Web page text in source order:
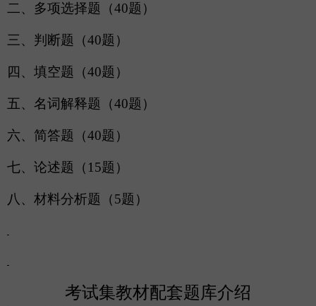
二、多项选择题（40题）
三、判断题（40题）
四、填空题（40题）
五、名词解释题（40题）
六、简答题（40题）
七、论述题（ 15题）
八、材料分析题（5题）
考试集教材配套题库介绍